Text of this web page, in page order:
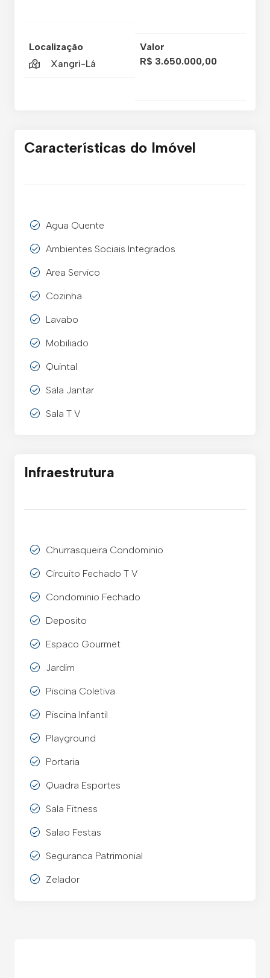
Localização
Xangri-Lá
Valor
R$ 3.650.000,00
Características do Imóvel
Agua Quente
Ambientes Sociais Integrados
Area Servico
Cozinha
Lavabo
Mobiliado
Quintal
Sala Jantar
Sala T V
Infraestrutura
Churrasqueira Condominio
Circuito Fechado T V
Condominio Fechado
Deposito
Espaco Gourmet
Jardim
Piscina Coletiva
Piscina Infantil
Playground
Portaria
Quadra Esportes
Sala Fitness
Salao Festas
Seguranca Patrimonial
Zelador